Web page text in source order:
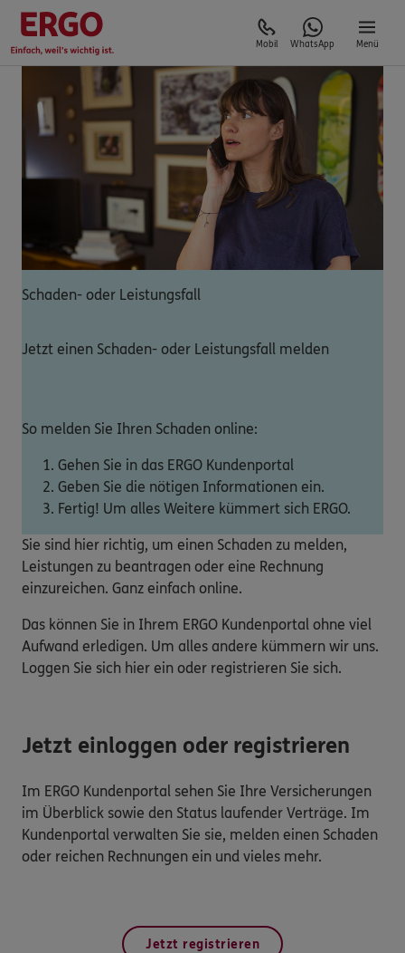
Mobil WhatsApp Menü
Schaden- oder Leistungsfall
Jetzt einen Schaden- oder Leistungsfall melden
So melden Sie Ihren Schaden online:
Gehen Sie in das ERGO Kundenportal
Geben Sie die nötigen Informationen ein.
Fertig! Um alles Weitere kümmert sich ERGO.
Sie sind hier richtig, um einen Schaden zu melden,
Leistungen zu beantragen oder eine Rechnung
einzureichen. Ganz einfach online.
Das können Sie in Ihrem ERGO Kundenportal ohne viel
Aufwand erledigen. Um alles andere kümmern wir uns.
Loggen Sie sich hier ein oder registrieren Sie sich.
Jetzt einloggen oder registrieren
Im ERGO Kundenportal sehen Sie Ihre Versicherungen
im Überblick sowie den Status laufender Verträge. Im
Kundenportal verwalten Sie sie, melden einen Schaden
oder reichen Rechnungen ein und vieles mehr.
Jetzt registrieren